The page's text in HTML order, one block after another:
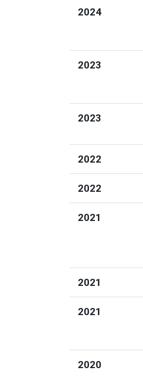
2024
2023
2023
2022
2022
2021
2021
2021
2020